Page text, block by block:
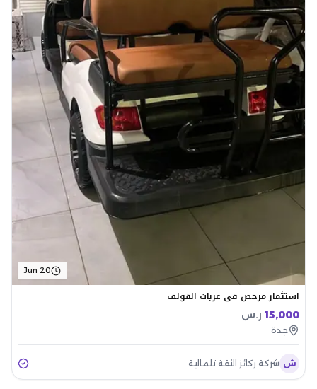
Jun 20
استثمار مرخص في عربات القولف
15,000 ر.س
جدة
ش شركة ركائز الثقة تلمالية